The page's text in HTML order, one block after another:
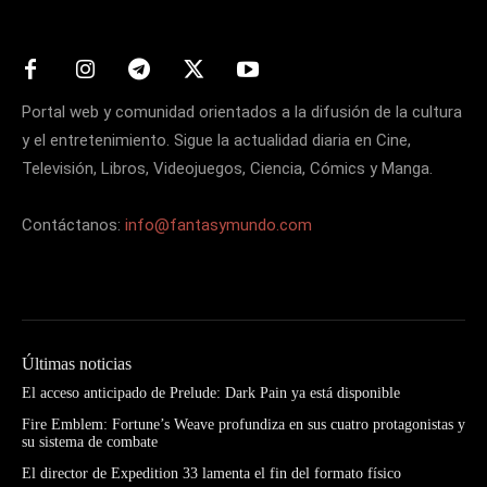
Portal web y comunidad orientados a la difusión de la cultura
y el entretenimiento. Sigue la actualidad diaria en Cine,
Televisión, Libros, Videojuegos, Ciencia, Cómics y Manga.
Contáctanos: info@fantasymundo.com
Últimas noticias
El acceso anticipado de Prelude: Dark Pain ya está disponible
Fire Emblem: Fortune’s Weave profundiza en sus cuatro protagonistas y
su sistema de combate
El director de Expedition 33 lamenta el fin del formato físico